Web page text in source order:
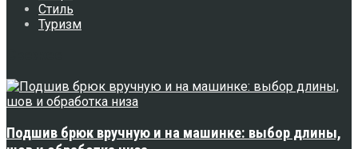
Стиль
Туризм
Подшив брюк вручную и на машинке: выбор длины,